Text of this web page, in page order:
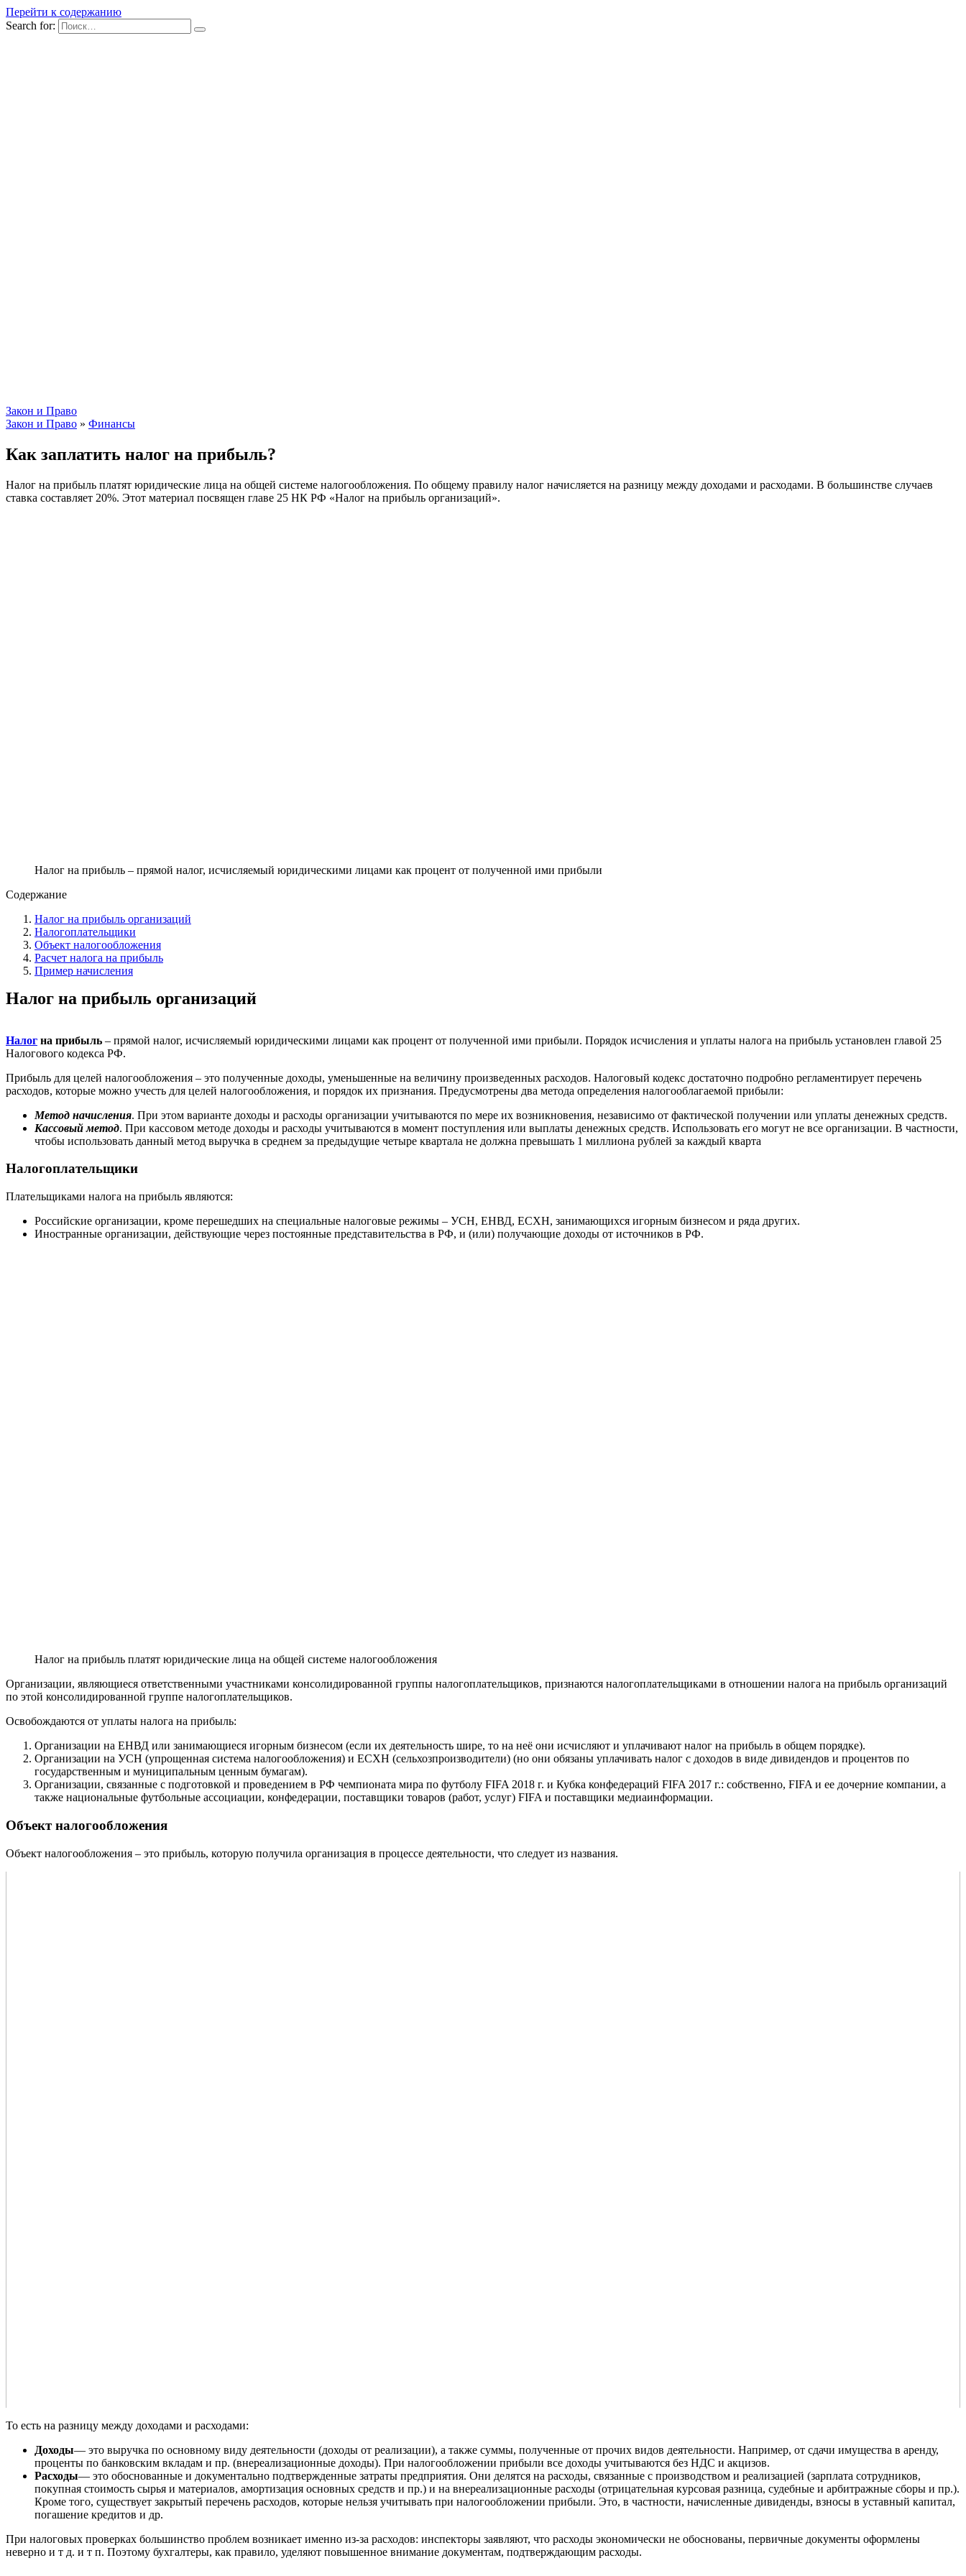
Перейти к содержанию
Search for:
Закон и Право
Закон и Право » Финансы
Как заплатить налог на прибыль?
Налог на прибыль платят юридические лица на общей системе налогообложения. По общему правилу налог начисляется на разницу между доходами и расходами. В большинстве случаев
ставка составляет 20%. Этот материал посвящен главе 25 НК РФ «Налог на прибыль организаций».
Налог на прибыль – прямой налог, исчисляемый юридическими лицами как процент от полученной ими прибыли
Содержание
Налог на прибыль организаций
Налогоплательщики
Объект налогообложения
Расчет налога на прибыль
Пример начисления
Налог на прибыль организаций
Налог на прибыль – прямой налог, исчисляемый юридическими лицами как процент от полученной ими прибыли. Порядок исчисления и уплаты налога на прибыль установлен главой 25
Налогового кодекса РФ.
Прибыль для целей налогообложения – это полученные доходы, уменьшенные на величину произведенных расходов. Налоговый кодекс достаточно подробно регламентирует перечень
расходов, которые можно учесть для целей налогообложения, и порядок их признания. Предусмотрены два метода определения налогооблагаемой прибыли:
Метод начисления. При этом варианте доходы и расходы организации учитываются по мере их возникновения, независимо от фактической получении или уплаты денежных средств.
Кассовый метод. При кассовом методе доходы и расходы учитываются в момент поступления или выплаты денежных средств. Использовать его могут не все организации. В частности,
чтобы использовать данный метод выручка в среднем за предыдущие четыре квартала не должна превышать 1 миллиона рублей за каждый кварта
Налогоплательщики
Плательщиками налога на прибыль являются:
Российские организации, кроме перешедших на специальные налоговые режимы – УСН, ЕНВД, ЕСХН, занимающихся игорным бизнесом и ряда других.
Иностранные организации, действующие через постоянные представительства в РФ, и (или) получающие доходы от источников в РФ.
Налог на прибыль платят юридические лица на общей системе налогообложения
Организации, являющиеся ответственными участниками консолидированной группы налогоплательщиков, признаются налогоплательщиками в отношении налога на прибыль организаций
по этой консолидированной группе налогоплательщиков.
Освобождаются от уплаты налога на прибыль:
Организации на ЕНВД или занимающиеся игорным бизнесом (если их деятельность шире, то на неё они исчисляют и уплачивают налог на прибыль в общем порядке).
Организации на УСН (упрощенная система налогообложения) и ЕСХН (сельхозпроизводители) (но они обязаны уплачивать налог с доходов в виде дивидендов и процентов по
государственным и муниципальным ценным бумагам).
Организации, связанные с подготовкой и проведением в РФ чемпионата мира по футболу FIFA 2018 г. и Кубка конфедераций FIFA 2017 г.: собственно, FIFA и ее дочерние компании, а
также национальные футбольные ассоциации, конфедерации, поставщики товаров (работ, услуг) FIFA и поставщики медиаинформации.
Объект налогообложения
Объект налогообложения – это прибыль, которую получила организация в процессе деятельности, что следует из названия.
То есть на разницу между доходами и расходами:
Доходы— это выручка по основному виду деятельности (доходы от реализации), а также суммы, полученные от прочих видов деятельности. Например, от сдачи имущества в аренду,
проценты по банковским вкладам и пр. (внереализационные доходы). При налогообложении прибыли все доходы учитываются без НДС и акцизов.
Расходы— это обоснованные и документально подтвержденные затраты предприятия. Они делятся на расходы, связанные с производством и реализацией (зарплата сотрудников,
покупная стоимость сырья и материалов, амортизация основных средств и пр.) и на внереализационные расходы (отрицательная курсовая разница, судебные и арбитражные сборы и пр.).
Кроме того, существует закрытый перечень расходов, которые нельзя учитывать при налогообложении прибыли. Это, в частности, начисленные дивиденды, взносы в уставный капитал,
погашение кредитов и др.
При налоговых проверках большинство проблем возникает именно из-за расходов: инспекторы заявляют, что расходы экономически не обоснованы, первичные документы оформлены
неверно и т д. и т п. Поэтому бухгалтеры, как правило, уделяют повышенное внимание документам, подтверждающим расходы.